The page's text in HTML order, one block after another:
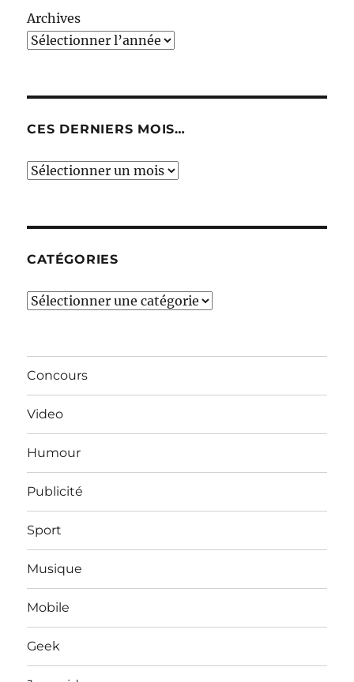
Archives
CES DERNIERS MOIS…
Ces
CATÉGORIES
Catégories
Concours
Video
Humour
Publicité
Sport
Musique
Mobile
Geek